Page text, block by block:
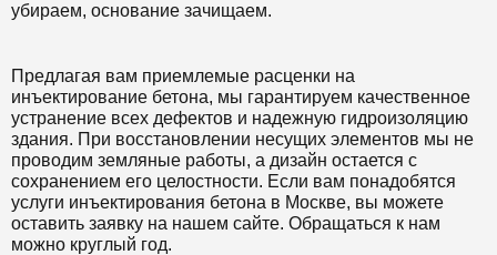
убираем, основание зачищаем.
Предлагая вам приемлемые расценки на
инъектирование бетона, мы гарантируем качественное
устранение всех дефектов и надежную гидроизоляцию
здания. При восстановлении несущих элементов мы не
проводим земляные работы, а дизайн остается с
сохранением его целостности. Если вам понадобятся
услуги инъектирования бетона в Москве, вы можете
оставить заявку на нашем сайте. Обращаться к нам
можно круглый год.